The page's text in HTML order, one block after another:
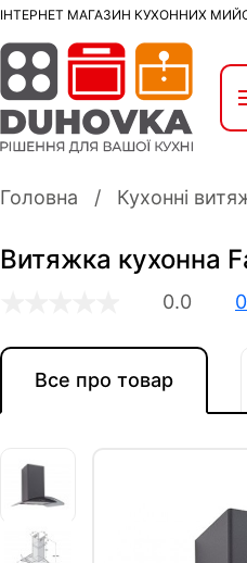
ІНТЕРНЕТ МАГАЗИН КУХОННИХ
Головна Кухонні
Витяжка кухонна
0.0
Все про товар